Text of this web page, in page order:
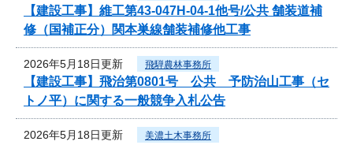
【建設工事】維工第43-047H-04-1他号/公共 舗装道補
修（国補正分）関本巣線舗装補修他工事
2026年5月18日更新 飛騨農林事務所
【建設工事】飛治第0801号 公共 予防治山工事（セ
トノ平）に関する一般競争入札公告
2026年5月18日更新 美濃土木事務所